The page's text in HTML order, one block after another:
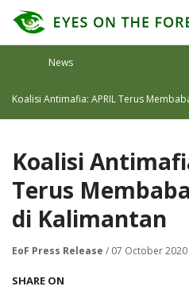
News
Koalisi Antimafia: APRIL Terus
Koalisi
Terus
di Kalimantan
EoF Press Release / 07 October 2020
SHARE ON